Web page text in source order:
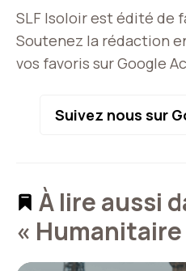
SLF Isoloir est édité de
Soutenez la rédaction
vos favoris sur Google
Suivez nous sur
À lire aussi
«